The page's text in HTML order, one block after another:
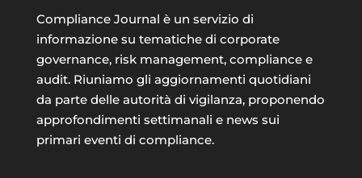
Compliance Journal è un servizio di
informazione su tematiche di corporate
governance, risk management, compliance e
audit. Riuniamo gli aggiornamenti quotidiani
da parte delle autorità di vigilanza, proponendo
approfondimenti settimanali e news sui
primari eventi di compliance.